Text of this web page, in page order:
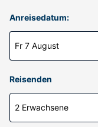
Anreisedatum:
Fr 7 August
Reisenden
2 Erwachsene